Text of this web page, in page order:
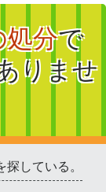
分で
りませ
している。